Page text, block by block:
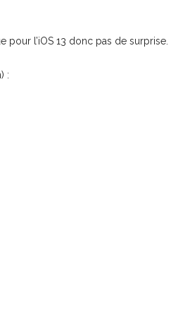
pour l’iOS 13 donc pas de surprise.
: